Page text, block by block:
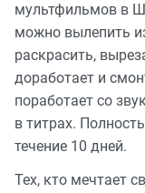
мультфильмов в
можно вылепить
раскрасить,
доработает и
поработает со
в титрах.
течение 10 дней.
Тех, кто мечтает